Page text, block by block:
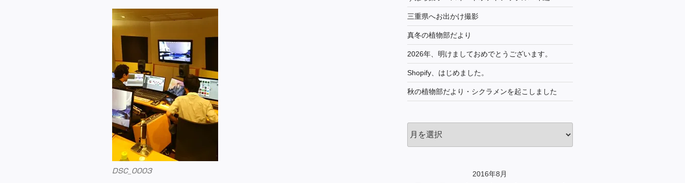
DSC_0003
三重県へお出かけ撮影
真冬の植物部だより
2026年、明けましておめでとうございます。
Shopify、はじめました。
秋の植物部だより・シクラメンを起こしました
去
の
2016年8月